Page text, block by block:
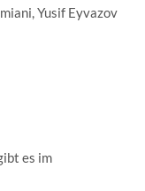
Yusif Eyvazov
es im